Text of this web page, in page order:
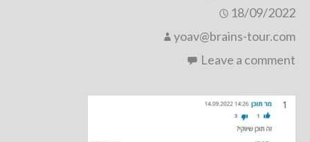
18/09/2022
yoav@brains-tour.com
Leave a comment